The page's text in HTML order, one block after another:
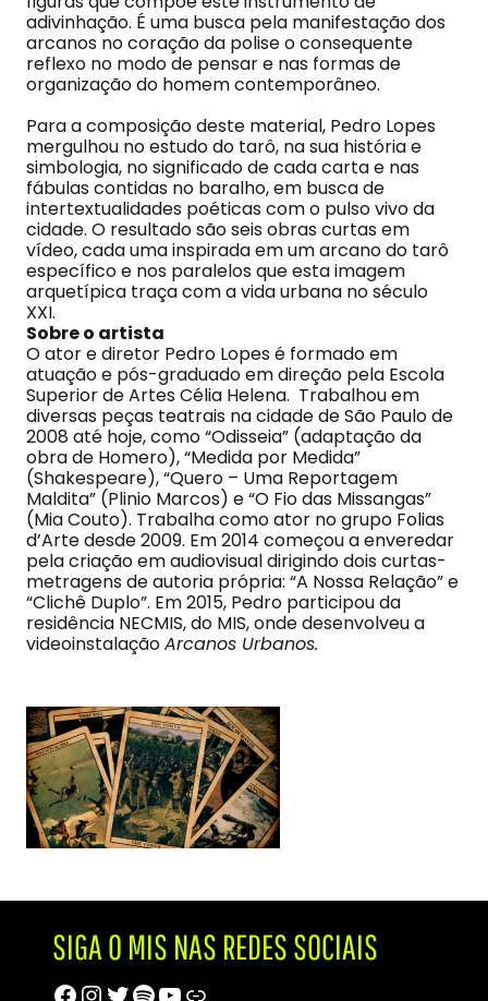
adivinhação. É uma busca pela manifestação dos
arcanos no coração da polise o consequente
reflexo no modo de pensar e nas formas de
organização do homem contemporâneo.
Para a composição deste material, Pedro Lopes
mergulhou no estudo do tarô, na sua história e
simbologia, no significado de cada carta e nas
fábulas contidas no baralho, em busca de
intertextualidades poéticas com o pulso vivo da
cidade. O resultado são seis obras curtas em
vídeo, cada uma inspirada em um arcano do tarô
específico e nos paralelos que esta imagem
arquetípica traça com a vida urbana no século
XXI.
Sobre o artista
O ator e diretor Pedro Lopes é formado em
atuação e pós-graduado em direção pela Escola
Superior de Artes Célia Helena. Trabalhou em
diversas peças teatrais na cidade de São Paulo de
2008 até hoje, como “Odisseia” (adaptação da
obra de Homero), “Medida por Medida”
(Shakespeare), “Quero – Uma Reportagem
Maldita” (Plinio Marcos) e “O Fio das Missangas”
(Mia Couto). Trabalha como ator no grupo Folias
d’Arte desde 2009. Em 2014 começou a enveredar
pela criação em audiovisual dirigindo dois curtas-
metragens de autoria própria: “A Nossa Relação” e
“Clichê Duplo”. Em 2015, Pedro participou da
residência NECMIS, do MIS, onde desenvolveu a
videoinstalaçãoArcanos Urbanos.
SIGA O MIS NAS REDES SOCIAIS
Facebook
Instagram
Twitter
Spotify
Youtube
Trip Advisor